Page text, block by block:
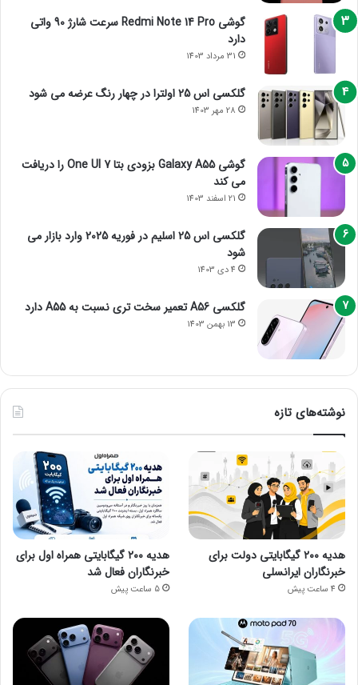
گوشی Redmi Note 14 Pro سرعت شارژ 90 واتی
دارد
31 مرداد 1403
گلکسی اس 25 اولترا در چهار رنگ عرضه می شود
28 مهر 1403
گوشی Galaxy A55 بزودی بتا One UI 7 را دریافت
می کند
21 اسفند 1403
گلکسی اس 25 اسلیم در فوریه 2025 وارد بازار می
شود
4 دی 1403
گلکسی A56 تعمیر سخت تری نسبت به A55 دارد
13 بهمن 1403
نوشته‌های تازه
هدیه ۲۰۰ گیگابایتی دولت برای
خبرنگاران ایرانسلی
4 ساعت پیش
هدیه ۲۰۰ گیگابایتی همراه اول برای
خبرنگاران فعال شد
5 ساعت پیش